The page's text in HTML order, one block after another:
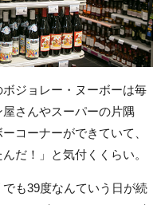
ジョレー・ヌーボーは毎
さんやスーパーの片隅
コーナーができていて、
だ！」と気付くくらい。
も39度なんていう日が続